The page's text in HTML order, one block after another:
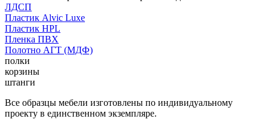
ЛДСП
Пластик Alvic Luxe
Пластик HPL
Пленка ПВХ
Полотно АГТ (МДФ)
полки
корзины
штанги
Все образцы мебели изготовлены по индивидуальному
проекту в единственном экземпляре.